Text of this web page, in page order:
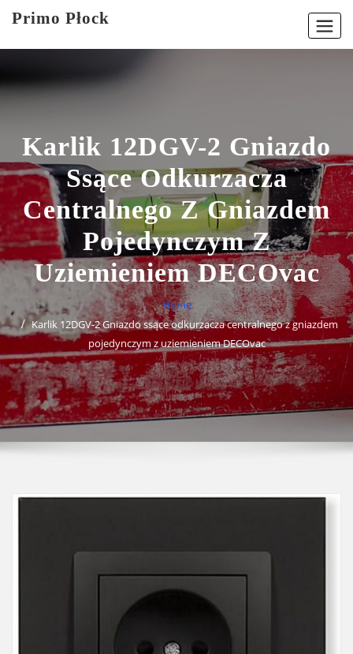
Primo Płock
Karlik 12DGV-2 Gniazdo
Ssące Odkurzacza
Centralnego Z Gniazdem
Pojedynczym Z
Uziemieniem DECOvac
Home
Karlik 12DGV-2 Gniazdo ssące odkurzacza centralnego z gniazdem
pojedynczym z uziemieniem DECOvac